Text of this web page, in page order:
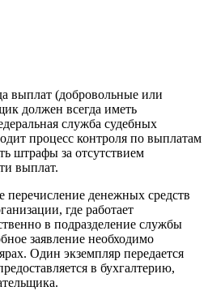
выплат (добровольные или
должен всегда иметь
служба судебных
процесс контроля по выплатам
штрафы за отсутствием
выплат.
перечисление денежных средств
где работает
в подразделение службы
заявление необходимо
Один экземпляр передается
в бухгалтерию,